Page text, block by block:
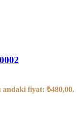
andaki fiyat: ₺480,00.